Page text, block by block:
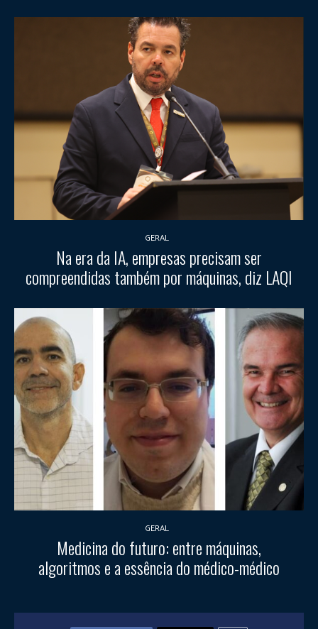
GERAL
Na era da IA, empresas precisam ser
compreendidas também por máquinas, diz LAQI
GERAL
Medicina do futuro: entre máquinas,
algoritmos e a essência do médico-médico